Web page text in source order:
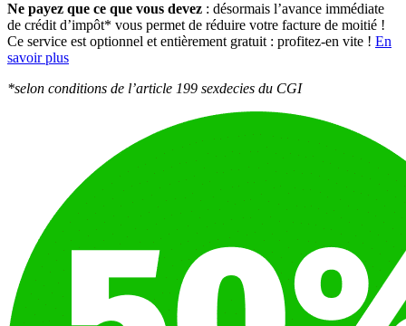
Ne payez que ce que vous devez : désormais l’avance immédiate
de crédit d’impôt* vous permet de réduire votre facture de moitié !
Ce service est optionnel et entièrement gratuit : profitez-en vite ! En
savoir plus
*selon conditions de l’article 199 sexdecies du CGI